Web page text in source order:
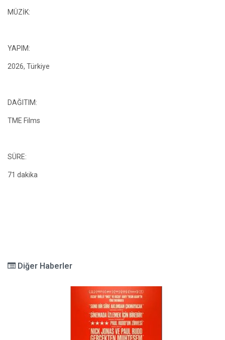
MÜZİK:
YAPIM:
2026, Türkiye
DAĞITIM:
TME Films
SÜRE:
71 dakika
Diğer Haberler